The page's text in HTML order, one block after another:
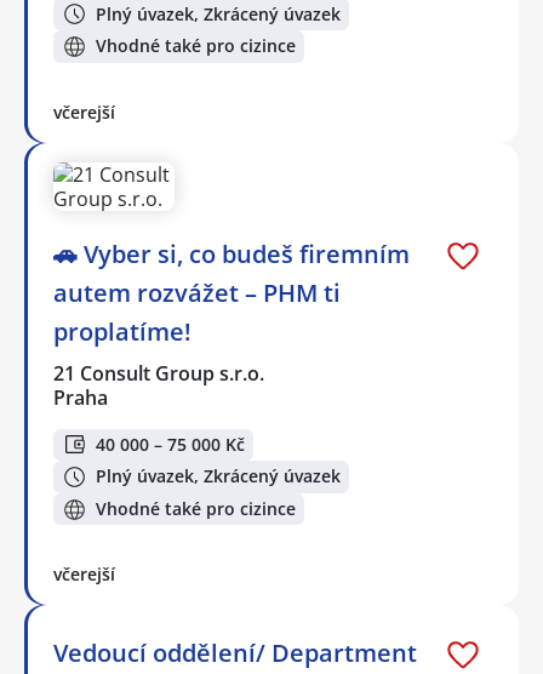
Plný úvazek, Zkrácený úvazek
Vhodné také pro cizince
včerejší
🚗 Vyber si, co budeš firemním
autem rozvážet – PHM ti
proplatíme!
21 Consult Group s.r.o.
Praha
40 000 – 75 000 Kč
Plný úvazek, Zkrácený úvazek
Vhodné také pro cizince
včerejší
Vedoucí oddělení/ Department